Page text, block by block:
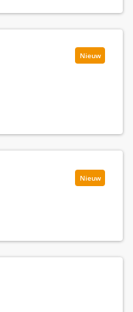
Nieuw
Nieuw